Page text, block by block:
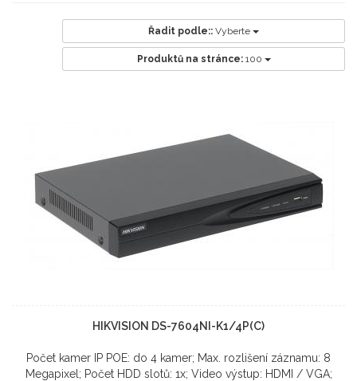
Řadit podle:: Vyberte
Produktů na stránce: 100
HIKVISION DS-7604NI-K1/4P(C)
Počet kamer IP POE: do 4 kamer; Max. rozlišení záznamu: 8
Megapixel; Počet HDD slotů: 1x; Video výstup: HDMI / VGA;